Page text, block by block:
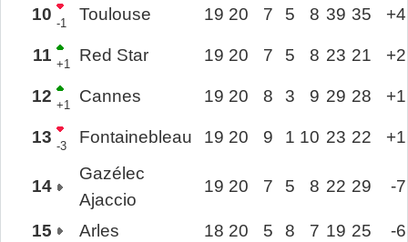
10 -1 Toulouse 19 20 7 5 8 39 35 +4
11 +1 Red Star 19 20 7 5 8 23 21 +2
12 +1 Cannes 19 20 8 3 9 29 28 +1
13 -3 Fontainebleau 19 20 9 1 10 23 22 +1
14
Gazélec
Ajaccio
19 20 7 5 8 22 29 -7
15 Arles 18 20 5 8 7 19 25
-6